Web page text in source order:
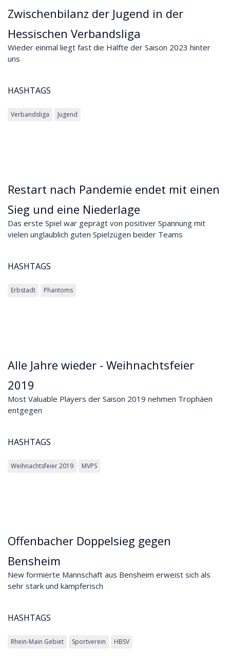
Zwischenbilanz der Jugend in der
Hessischen Verbandsliga
Wieder einmal liegt fast die Hälfte der Saison 2023 hinter
uns
HASHTAGS
Verbandsliga Jugend
Restart nach Pandemie endet mit einen
Sieg und eine Niederlage
Das erste Spiel war geprägt von positiver Spannung mit
vielen unglaublich guten Spielzügen beider Teams
HASHTAGS
Erbstadt Phantoms
Alle Jahre wieder - Weihnachtsfeier
2019
Most Valuable Players der Saison 2019 nehmen Trophäen
entgegen
HASHTAGS
Weihnachtsfeier 2019 MVPS
Offenbacher Doppelsieg gegen
Bensheim
New formierte Mannschaft aus Bensheim erweist sich als
sehr stark und kämpferisch
HASHTAGS
Rhein-Main Gebiet Sportverein HBSV